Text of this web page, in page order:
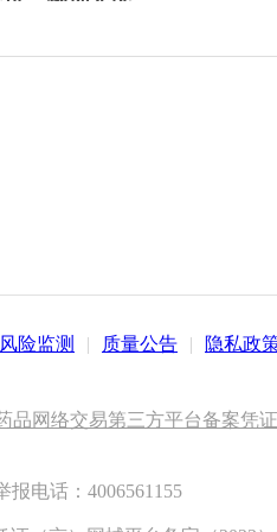
风险监测 | 质量公告 | 隐私政
品网络交易第三方平台备案凭证
报电话：4006561155